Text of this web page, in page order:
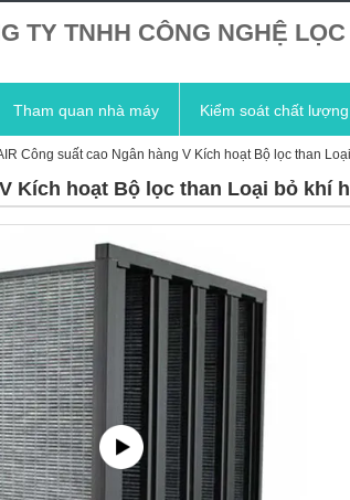
TY TNHH CÔNG NGHỆ
Tham quan nhà máy Kiểm soát chất lượng
Công suất cao Ngân hàng V Kích hoạt Bộ lọc than
Kích hoạt Bộ lọc than Loại bỏ khí